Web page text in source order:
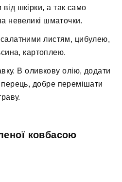
шкірки, а так само
невеликі шматочки.
листям, цибулею,
картоплею.
В оливкову олію, додати
перець, добре перемішати
ковбасою